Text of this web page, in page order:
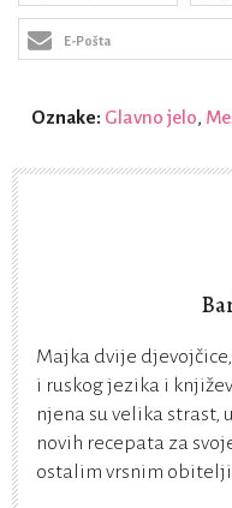
E-Pošta
Oznake: Glavno jelo,
Majka dvije
i ruskog jezika i
njena su velika strast,
novih recepata za
ostalim vrsnim